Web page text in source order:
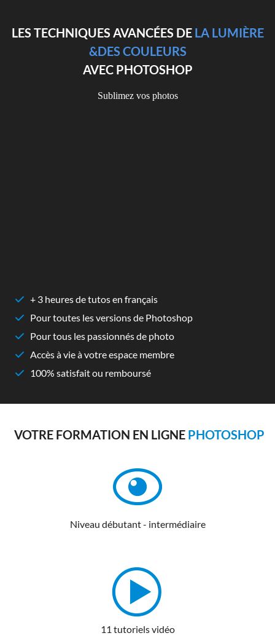
LES TECHNIQUES AVANCÉES DE LA LUMIÈRE
&DES COULEURS
AVEC PHOTOSHOP
Sublimez vos photos
+ 3 heures de tutos en français
Pour toutes les versions de Photoshop
Pour tous les passionnés de photo
Accès à vie à votre espace membre
100% satisfait ou remboursé
VOTRE FORMATION EN LIGNE PHOTOSHOP
Niveau débutant - intermédiaire
11 tutoriels vidéo